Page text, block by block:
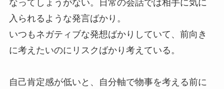
なってしょうがない。日常の会話では相手に気に
入られるような発言ばかり。
いつもネガティブな発想ばかりしていて、前向き
に考えたいのにリスクばかり考えている。
自己肯定感が低いと、自分軸で物事を考える前に